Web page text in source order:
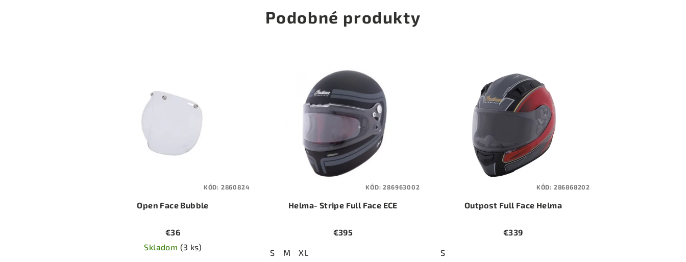
Podobné produkty
Open Face Bubble
€36
Skladom (3 ks)
KÓD: 2860824
Helma- Stripe Full Face ECE
€395
S M
XL
KÓD:286963002
Outpost Full Face Helma
€339
S
KÓD: 286868202